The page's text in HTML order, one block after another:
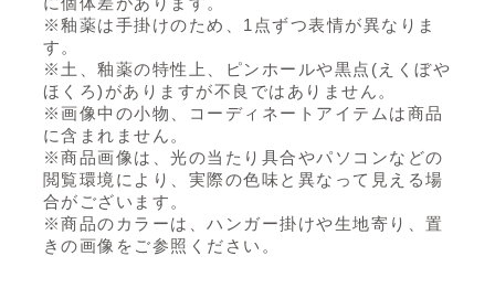
※釉薬は手掛けのため、1点ずつ表情が異なりま
す。
※土、釉薬の特性上、ピンホールや黒点(えくぼや
ほくろ)がありますが不良ではありません。
※画像中の小物、コーディネートアイテムは商品
に含まれません。
※商品画像は、光の当たり具合やパソコンなどの
閲覧環境により、実際の色味と異なって見える場
合がございます。
※商品のカラーは、ハンガー掛けや生地寄り、置
きの画像をご参照ください。